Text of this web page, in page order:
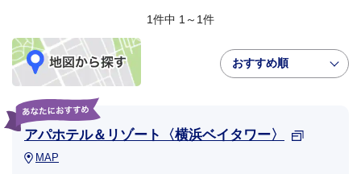
1件中 1～1件
おすすめ順
アパホテル＆リゾート〈横浜ベイタワー〉
MAP